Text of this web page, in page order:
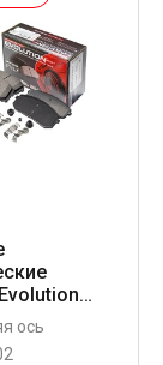
Hyundai
NX
ось